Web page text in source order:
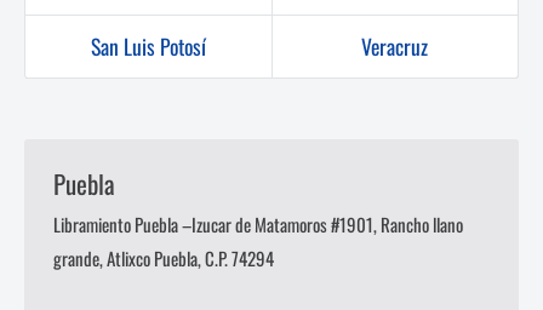
San Luis Potosí
Veracruz
Puebla
Libramiento Puebla –Izucar de Matamoros #1901, Rancho llano
grande, Atlixco Puebla, C.P. 74294